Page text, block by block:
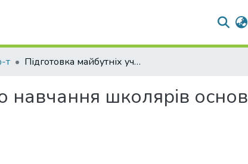
т Підготовка майбутніх учителів біології до навчання школярів основ харчової безпеки
навчання школярів основ